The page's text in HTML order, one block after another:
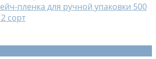
пленка для ручной упаковки 500
сорт